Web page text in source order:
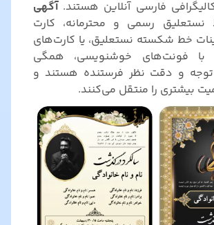
فارسی آنلاین هستند.آگهی
نستعلیق رسمی و محترمانه، کارت
خط شکسته نستعلیق، یا کارت‌های
با فونت‌های خوشنویسی، همگی
و دقت نظر فرستنده هستند و
بیشتری را منتقل می‌کنند.